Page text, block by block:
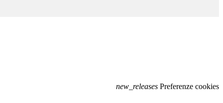
new_releases Preferenze cookies